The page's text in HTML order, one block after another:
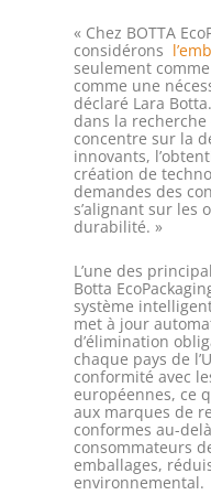
« Chez BOTTA
considérons
seulement
comme une
déclaré Lara
dans la
concentre sur la
innovants,
création de
demandes des
s’alignant sur les
durabilité. »
L’une des
Botta
système
met à jour
d’élimination
chaque pays de
conformité avec
européennes, ce
aux marques de
conformes au-
consommateurs
emballages,
environnemental.